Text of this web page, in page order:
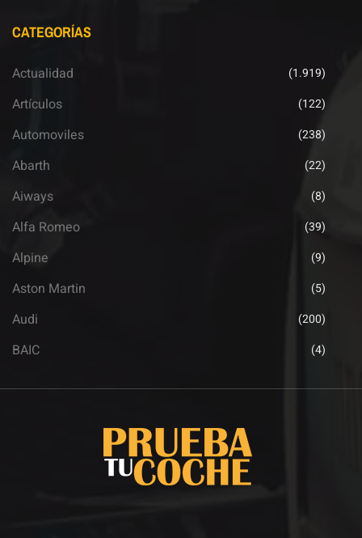
CATEGORÍAS
Actualidad (1.919)
Artículos (122)
Automoviles (238)
Abarth (22)
Aiways (8)
Alfa Romeo (39)
Alpine (9)
Aston Martin (5)
Audi (200)
BAIC (4)